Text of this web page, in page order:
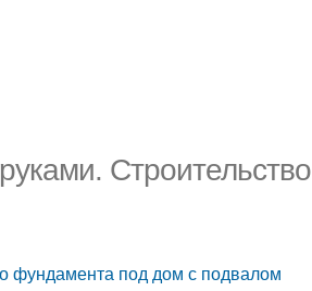
Строительство
фундамента под дом с подвалом